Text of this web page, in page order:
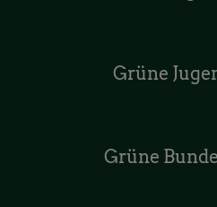
Grüne
Grüne